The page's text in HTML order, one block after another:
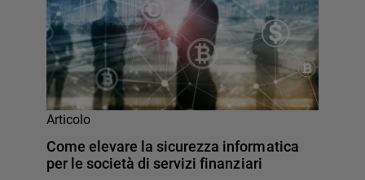
Articolo
Come elevare la sicurezza informatica
per le società di servizi finanziari